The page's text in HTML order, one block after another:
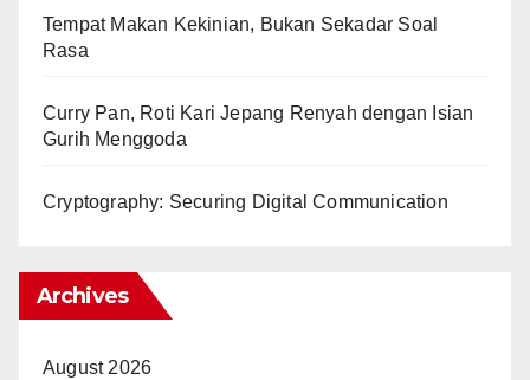
Tempat Makan Kekinian, Bukan Sekadar Soal
Rasa
Curry Pan, Roti Kari Jepang Renyah dengan Isian
Gurih Menggoda
Cryptography: Securing Digital Communication
Archives
August 2026